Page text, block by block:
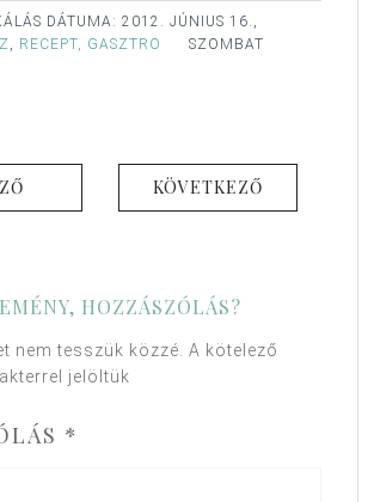
DÁTUMA: 2012. JÚNIUS 16.,
SZOMBAT
, RECEPT, GASZTRO
KÖVETKEZŐ
HOZZÁSZÓLÁS?
nem tesszük közzé. A kötelező
jelöltük
*